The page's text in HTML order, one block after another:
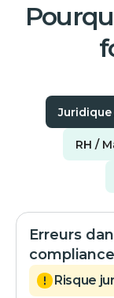
RH /
Erreurs
Risque